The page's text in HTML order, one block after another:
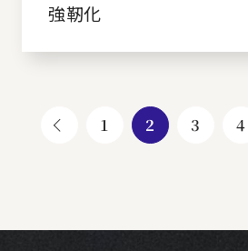
強靭化
1 2 3 4